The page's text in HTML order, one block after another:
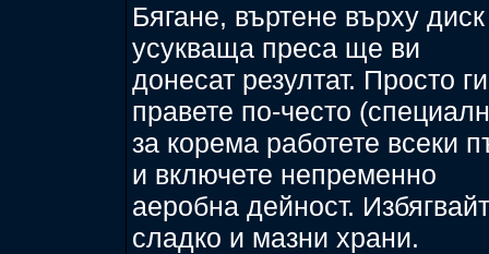
Бягане, въртене върху
усукваща преса ще ви
донесат резултат. Просто ги
правете по-често
за корема работете всеки
и включете непременно
аеробна дейност.
сладко и мазни храни.